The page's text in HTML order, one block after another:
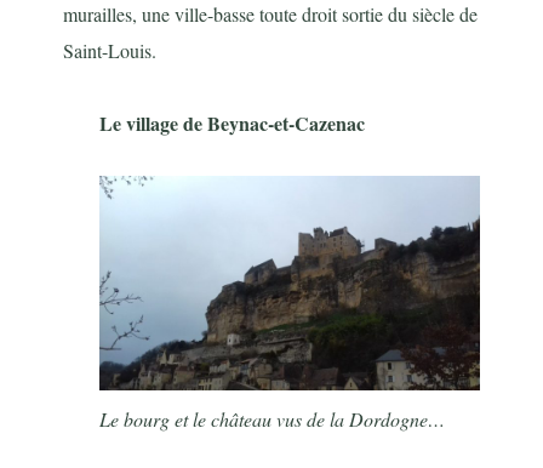
murailles, une ville-basse toute droit sortie du siècle de
Saint-Louis.
Le village de Beynac-et-Cazenac
Le bourg et le château vus de la Dordogne…